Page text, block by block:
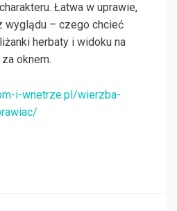
Łatwa w uprawie,
wyglądu – czego chcieć
herbaty i widoku na
oknem.
i-wnetrze.pl/wierzba-